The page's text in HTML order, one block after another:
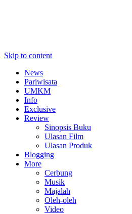
Skip to content
News
Pariwisata
UMKM
Info
Exclusive
Review
Sinopsis Buku
Ulasan Film
Ulasan Produk
Blogging
More
Cerbung
Musik
Majalah
Oleh-oleh
Video